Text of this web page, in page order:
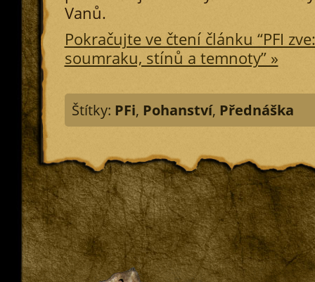
Vanů.
Pokračujte ve čtení článku “PFI
soumraku, stínů a temnoty” »
Štítky: PFi, Pohanství, Přednáška